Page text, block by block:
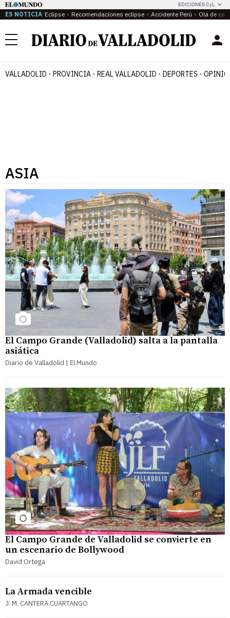
EDICIONES CyL
ES NOTICIA Eclipse Recomendaciones eclipse Accidente Perú Ola de
Menú
VALLADOLID PROVINCIA REAL VALLADOLID DEPORTES
ASIA
El Campo Grande (Valladolid) salta a la pantalla
asiática
Diario de Valladolid | El Mundo
El Campo Grande de Valladolid se convierte en
un escenario de Bollywood
David Ortega
La Armada vencible
J. M. CANTERA CUARTANGO